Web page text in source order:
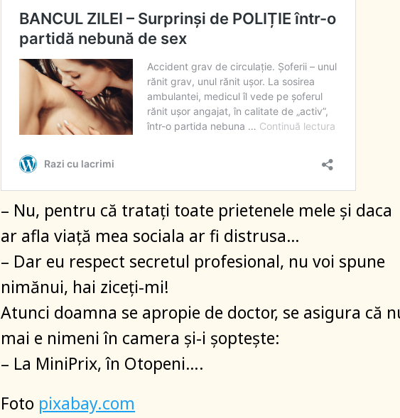
– Nu, pentru că tratați toate prietenele mele și daca
ar afla viață mea sociala ar fi distrusa…
– Dar eu respect secretul profesional, nu voi spune
nimănui, hai ziceți-mi!
Atunci doamna se apropie de doctor, se asigura că
mai e nimeni în camera și-i șoptește:
– La MiniPrix, în Otopeni….
Foto pixabay.com